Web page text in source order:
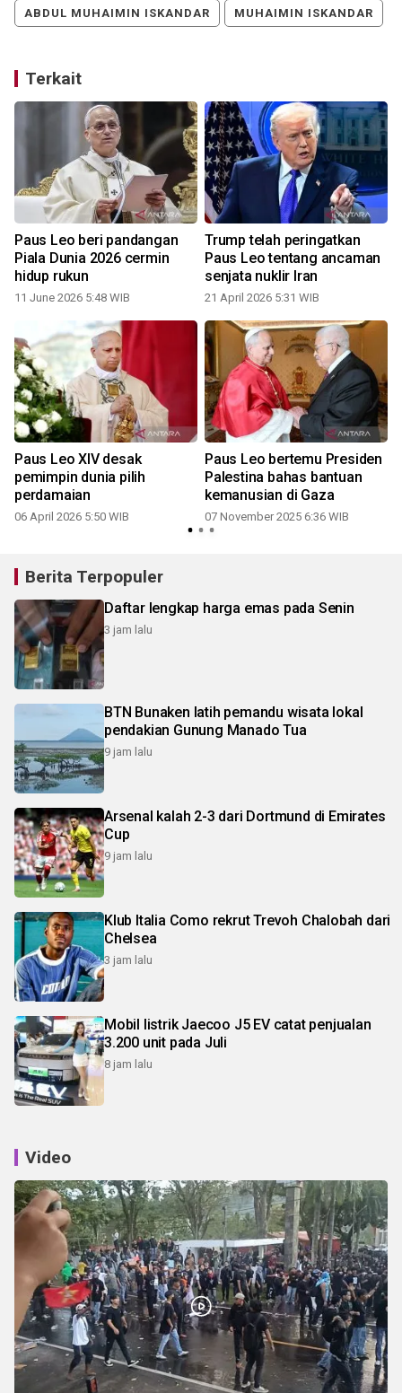
ABDUL MUHAIMIN ISKANDAR MUHAIMIN ISKANDAR
Terkait
Paus Leo beri pandangan
Piala Dunia 2026 cermin
hidup rukun
11 June 2026 5:48 WIB
Trump telah peringatkan
Paus Leo tentang ancaman
senjata nuklir Iran
21 April 2026 5:31 WIB
Paus Leo XIV desak
pemimpin dunia pilih
perdamaian
06 April 2026 5:50 WIB
Paus Leo bertemu Presiden
Palestina bahas bantuan
kemanusian di Gaza
07 November 2025 6:36 WIB
Berita Terpopuler
Daftar lengkap harga emas pada Senin
3 jam lalu
BTN Bunaken latih pemandu wisata lokal
pendakian Gunung Manado Tua
9 jam lalu
Arsenal kalah 2-3 dari Dortmund di Emirates
Cup
9 jam lalu
Klub Italia Como rekrut Trevoh Chalobah dari
Chelsea
3 jam lalu
Mobil listrik Jaecoo J5 EV catat penjualan
3.200 unit pada Juli
8 jam lalu
Video